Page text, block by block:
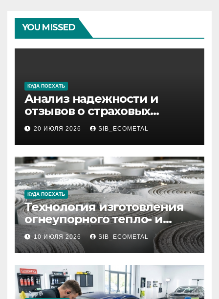
YOU MISSED
КУДА ПОЕХАТЬ
Анализ надежности и
отзывов о страховых
компаниях по итогам 2026
года
20 ИЮЛЯ 2026 SIB_ECOMETAL
КУДА ПОЕХАТЬ
Технология изготовления
огнеупорного тепло- и
звукоизоляционного
картона МКРК-500 из
муллитокремнеземистого
волокна
10 ИЮЛЯ 2026 SIB_ECOMETAL